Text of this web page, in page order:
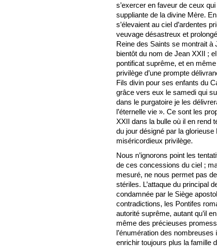
s’exercer en faveur de ceux
suppliante de la divine Mère.
s’élevaient au ciel d’ardentes
veuvage désastreux et
Reine des Saints se montrait à
bientôt du nom de Jean XXII ;
pontificat suprême, et en
privilège d’une prompte
Fils divin pour ses enfants du
grâce vers eux le samedi qui
dans le purgatoire je les
l’éternelle vie ». Ce sont les
XXII dans la bulle où il en rend
du jour désigné par la
miséricordieux privilège.
Nous n’ignorons point les
de ces concessions du ciel ;
mesuré, ne nous permet pas
stériles. L’attaque du principal
condamnée par le Siège
contradictions, les Pontifes
autorité suprême, autant qu’il
même des précieuses
l’énumération des
enrichir toujours plus la famille